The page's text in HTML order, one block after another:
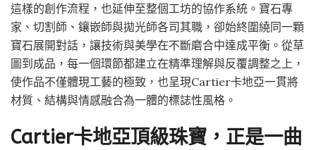
這樣的創作流程，也延伸至整個工坊的協作系統。寶石專
家、切割師、鑲嵌師與拋光師各司其職，卻始終圍繞同一顆
寶石展開對話，讓技術與美學在不斷磨合中達成平衡。從草
圖到成品，每一個環節都建立在精準理解與反覆調整之上，
使作品不僅體現工藝的極致，也呈現Cartier卡地亞一貫將
材質、結構與情感融合為一體的標誌性風格。
Cartier卡地亞頂級珠寶，正是一曲